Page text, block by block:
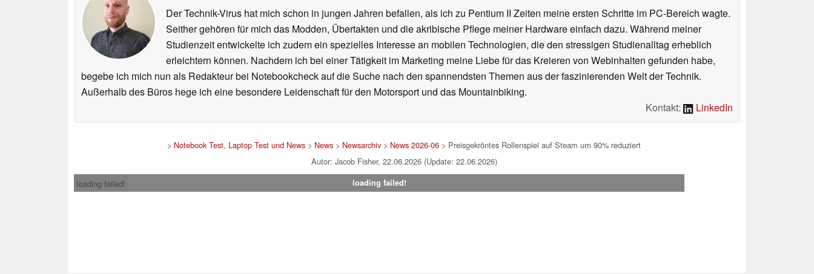
Der Technik-Virus hat mich schon in jungen Jahren befallen, als ich zu Pentium II Zeiten meine ersten Schritte im PC-Bereich wagte.
Seither gehören für mich das Modden, Übertakten und die akribische Pflege meiner Hardware einfach dazu. Während meiner
Studienzeit entwickelte ich zudem ein spezielles Interesse an mobilen Technologien, die den stressigen Studienalltag erheblich
erleichtern können. Nachdem ich bei einer Tätigkeit im Marketing meine Liebe für das Kreieren von Webinhalten gefunden habe,
begebe ich mich nun als Redakteur bei Notebookcheck auf die Suche nach den spannendsten Themen aus der faszinierenden Welt der Technik.
Außerhalb des Büros hege ich eine besondere Leidenschaft für den Motorsport und das Mountainbiking.
Kontakt:
LinkedIn
> Notebook Test, Laptop Test und News > News > Newsarchiv > News 2026-06 > Preisgekröntes Rollenspiel auf Steam um 90% reduziert
Autor: Jacob Fisher, 22.06.2026 (Update: 22.06.2026)
loading failed!
loading failed!